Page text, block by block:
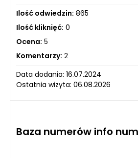
Ilość odwiedzin: 865
Ilość kliknięć: 0
Ocena: 5
Komentarzy: 2
Data dodania: 16.07.2024
Ostatnia wizyta: 06.08.2026
Baza numerów info